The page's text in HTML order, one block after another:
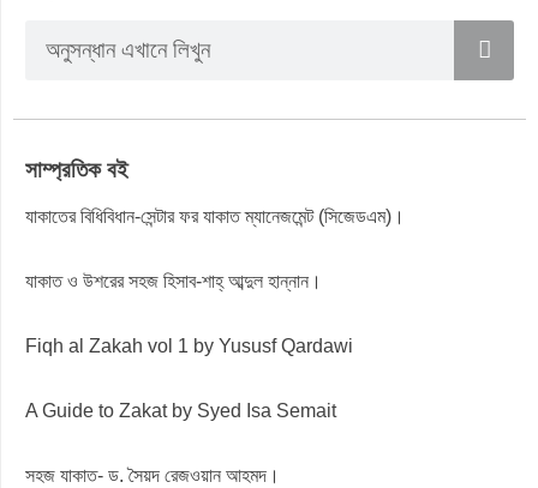
সাম্প্রতিক বই
যাকাতের বিধিবিধান-সেন্টার ফর যাকাত ম্যানেজমেন্ট (সিজেডএম)।
যাকাত ও উশরের সহজ হিসাব-শাহ্ আব্দুল হান্নান।
Fiqh al Zakah vol 1 by Yususf Qardawi
A Guide to Zakat by Syed Isa Semait
সহজ যাকাত- ড. সৈয়দ রেজওয়ান আহমদ।